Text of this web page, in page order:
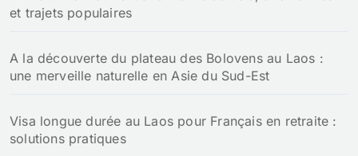
et trajets populaires
A la découverte du plateau des Bolovens au Laos :
une merveille naturelle en Asie du Sud-Est
Visa longue durée au Laos pour Français en retraite :
solutions pratiques